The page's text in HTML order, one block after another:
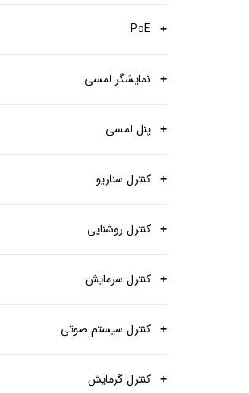
PoE
نمایشگر لمسی
پنل لمسی
کنترل سناریو
کنترل روشنایی
کنترل سرمایش
کنترل سیستم صوتی
کنترل گرمایش